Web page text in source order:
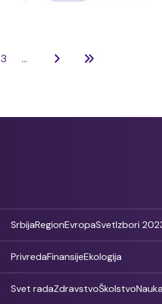
3 ...
SrbijaRegionEvropaSvetIzbori
PrivredaFinansijeEkologija
Svet radaZdravstvoŠkolstvoNauka